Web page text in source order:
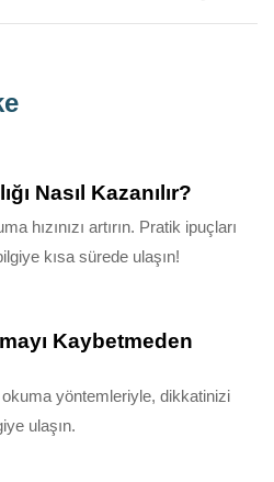
Nasıl Kazanılır?
hızınızı artırın. Pratik ipuçları
kısa sürede ulaşın!
Kaybetmeden
okuma yöntemleriyle, dikkatinizi
ulaşın.